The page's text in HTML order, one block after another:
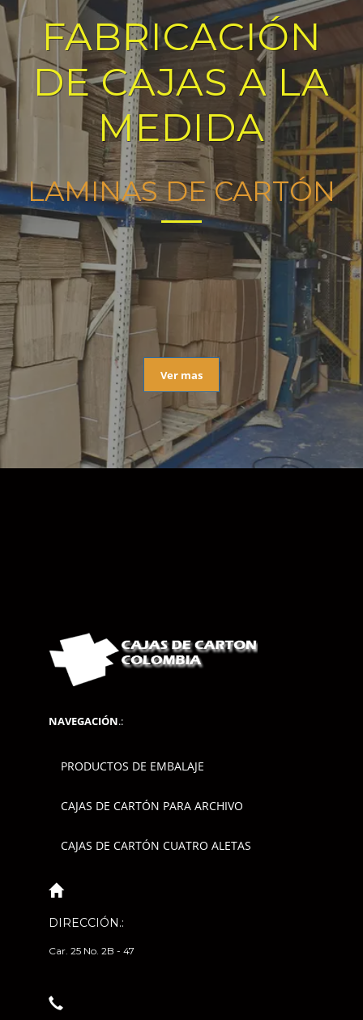
FABRICACIÓN
DE CAJAS A LA
MEDIDA
LAMINAS DE CARTÓN
Ver mas
NAVEGACIÓN.:
PRODUCTOS DE EMBALAJE
CAJAS DE CARTÓN PARA ARCHIVO
CAJAS DE CARTÓN CUATRO ALETAS
DIRECCIÓN.:
Car. 25 No. 2B - 47